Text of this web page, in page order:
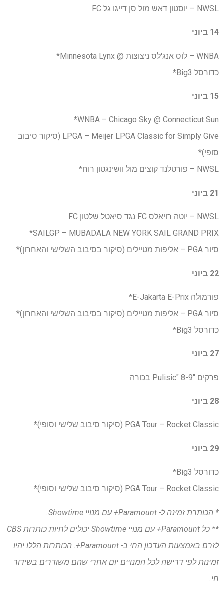
NWSL – יוסטון דאש מול סן דייגו גל FC
14 ביוני
WNBA – לוס אנג'לס ניצוצות @ Minnesota Lynx*
כדורסל Big3*
15 ביוני
WNBA – Chicago Sky @ Connecticut Sun*
LPGA – Meijer LPGA Classic for Simply Give (סיקור סיבוב
סופי)*
NWSL – פורטלנד קוצים מול וושינגטון רוח*
21 ביוני
NWSL – יוטה רויאלס FC נגד סיאטל שלטון FC
SAILGP – MUBADALA NEW YORK SAIL GRAND PRIX*
סיור PGA – אליפות מטיילים (סיקור בסיבוב השלישי והאחרון)*
22 ביוני
פורמולה E-Jakarta E-Prix*
סיור PGA – אליפות מטיילים (סיקור בסיבוב השלישי והאחרון)*
כדורסל Big3*
27 ביוני
פרקים "Pulisic" 8-9 בכורה
28 ביוני
PGA Tour – Rocket Classic (סיקור סיבוב שלישי וסופי)*
29 ביוני
כדורסל Big3*
PGA Tour – Rocket Classic (סיקור סיבוב שלישי וסופי)*
* הכותרת זמינה ל- Paramount+ עם מנויי Showtime.
** כל Paramount+ עם מנויי Showtime יכולים לחיות כותרות CBS
לזרם באמצעות העדכון החי ב- Paramount+. הכותרות הללו יהיו
זמינות לפי דרישה לכל המנויים יום אחרי שהם משודרים בשידור
חי.